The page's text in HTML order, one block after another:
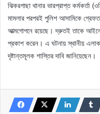
ঝিকরগাছা থানার ভারপ্রাপ্ত কর্মকর্তা
মামলার পরপরই পুলিশ আসামিকে
আত্মগোপনে রয়েছে। দ্রুতই তাকে
প্রকাশ করেন। এ ঘটনায় স্থানীয়
দৃষ্টান্তমূলক শাস্তির দাবি জানিয়েছেন।